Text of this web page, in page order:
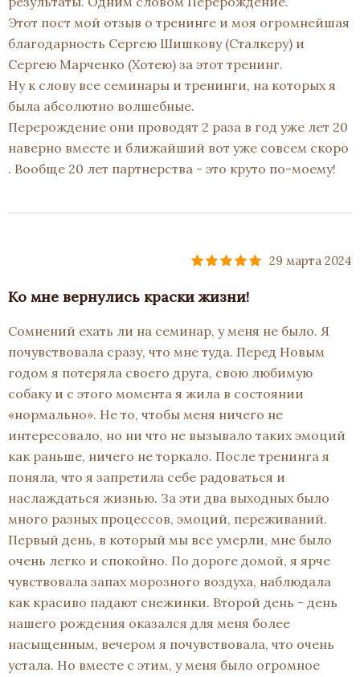
Этот пост мой отзыв о тренинге и моя огромнейшая
благодарность Сергею Шишкову (Сталкеру) и
Сергею Марченко (Хотею) за этот тренинг.
Ну к слову все семинары и тренинги, на которых я
была абсолютно волшебные.
Перерождение они проводят 2 раза в год уже лет 20
наверно вместе и ближайший вот уже совсем скоро
. Вообще 20 лет партнерства - это круто по-моему!
29 марта 2024
Ко мне вернулись краски жизни!
Сомнений ехать ли на семинар, у меня не было. Я
почувствовала сразу, что мне туда. Перед Новым
годом я потеряла своего друга, свою любимую
собаку и с этого момента я жила в состоянии
«нормально». Не то, чтобы меня ничего не
интересовало, но ни что не вызывало таких эмоций
как раньше, ничего не торкало. После тренинга я
поняла, что я запретила себе радоваться и
наслаждаться жизнью. За эти два выходных было
много разных процессов, эмоций, переживаний.
Первый день, в который мы все умерли, мне было
очень легко и спокойно. По дороге домой, я ярче
чувствовала запах морозного воздуха, наблюдала
как красиво падают снежинки. Второй день - день
нашего рождения оказался для меня более
насыщенным, вечером я почувствовала, что очень
устала. Но вместе с этим, у меня было огромное